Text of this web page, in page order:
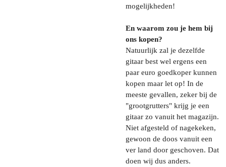
mogelijkheden!
En waarom zou je hem bij
ons kopen?
Natuurlijk zal je dezelfde
gitaar best wel ergens een
paar euro goedkoper kunnen
kopen maar let op! In de
meeste gevallen, zeker bij de
"grootgrutters" krijg je een
gitaar zo vanuit het magazijn.
Niet afgesteld of nagekeken,
gewoon de doos vanuit een
ver land door geschoven. Dat
doen wij dus anders.